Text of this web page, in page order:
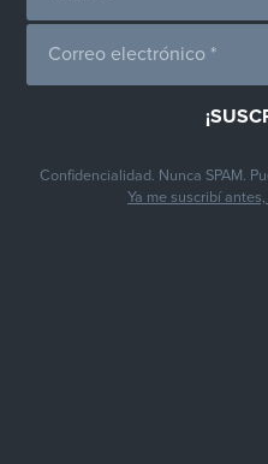
Confidencialidad. Nunca SPAM.
Ya me suscribí